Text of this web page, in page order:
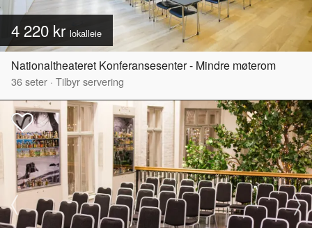
4 220 kr lokalleie
Nationaltheateret Konferansesenter - Mindre møterom
36seter · Tilbyr servering